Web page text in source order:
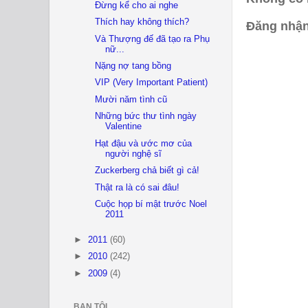
Đăng
Đừng kể cho ai nghe
Thích hay không thích?
Và Thượng đế đã tạo ra Phụ
nữ...
Nặng nợ tang bồng
VIP (Very Important Patient)
Mười năm tình cũ
Những bức thư tình ngày
Valentine
Hạt đậu và ước mơ của
người nghệ sĩ
Zuckerberg chả biết gì cả!
Thật ra là có sai đâu!
Cuộc họp bí mật trước Noel
2011
► 2011 (60)
► 2010 (242)
► 2009 (4)